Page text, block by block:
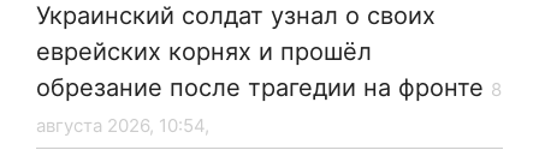
Украинский солдат узнал о своих
еврейских корнях и прошёл
обрезание после трагедии на фронте 8
августа 2026, 10:54,